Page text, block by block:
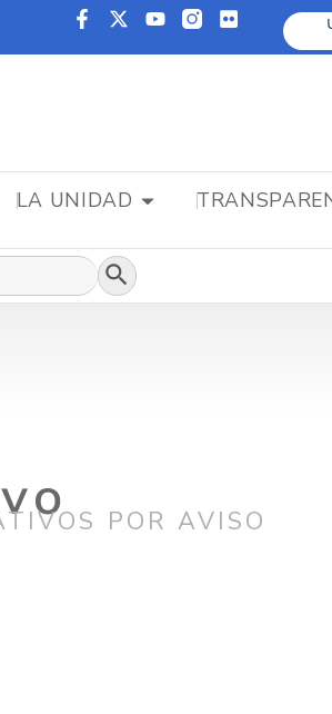
LA UNIDAD
Botón de búsqueda
POR AVISO